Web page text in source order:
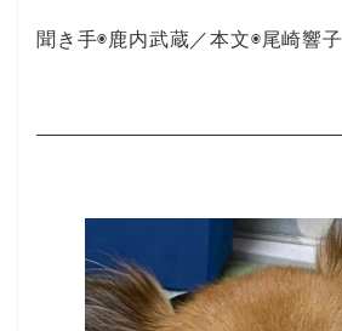
聞き手◉鹿内武蔵／本文◉尾崎響子